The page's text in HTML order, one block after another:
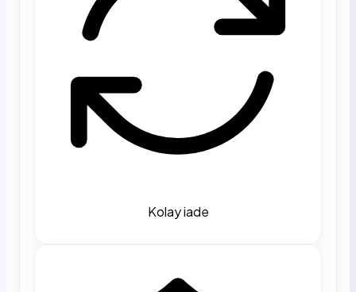
Kolay iade